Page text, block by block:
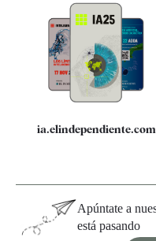
Quiénes somos
Especificaciones
ia.elindependiente.com
Apúntate a
está pasando